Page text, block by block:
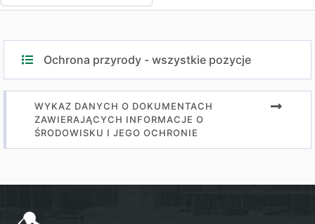
Ochrona przyrody - wszystkie pozycje
WYKAZ DANYCH O DOKUMENTACH
ZAWIERAJĄCYCH INFORMACJE O
ŚRODOWISKU I JEGO OCHRONIE